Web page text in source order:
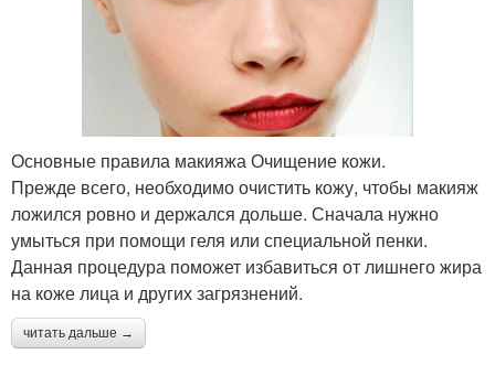
Основные правила макияжа Очищение кожи.
Прежде всего, необходимо очистить кожу, чтобы макияж
ложился ровно и держался дольше. Сначала нужно
умыться при помощи геля или специальной пенки.
Данная процедура поможет избавиться от лишнего жира
на коже лица и других загрязнений.
читать дальше →